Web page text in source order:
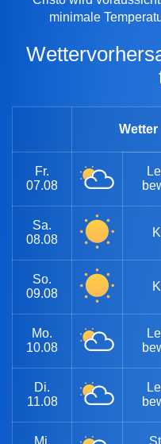
minimale
Wettervorhersage Porto Cristo 30
Wetter
Fr.
07.08
Sa.
08.08
So.
09.08
Mo.
10.08
Di.
11.08
Mi.